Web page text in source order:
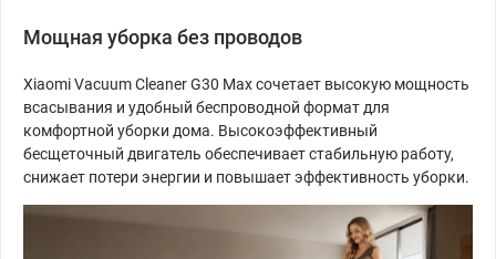
Мощная уборка без проводов
Xiaomi Vacuum Cleaner G30 Max сочетает высокую мощность
всасывания и удобный беспроводной формат для
комфортной уборки дома. Высокоэффективный
бесщеточный двигатель обеспечивает стабильную работу,
снижает потери энергии и повышает эффективность уборки.